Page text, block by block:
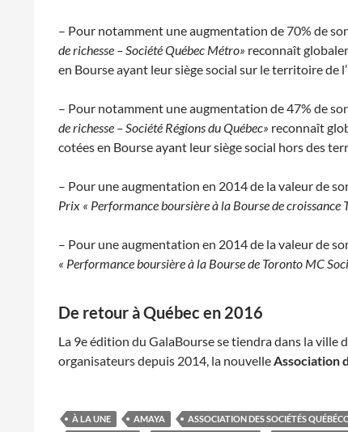
– Pour notamment une augmentation de 70% de
de richesse – Société Québec Métro» reconnaît
en Bourse ayant leur siège social sur le territoire de l’
– Pour notamment une augmentation de 47% de
de richesse – Société Régions du Québec» reconnaît
cotées en Bourse ayant leur siège social hors des
– Pour une augmentation en 2014 de la valeur de
Prix « Performance boursière à la Bourse de croissance
– Pour une augmentation en 2014 de la valeur de
« Performance boursière à la Bourse de Toronto MC
De retour à Québec en 2016
La 9e édition du GalaBourse se tiendra dans la ville
organisateurs depuis 2014, la nouvelleAssociation
À LA UNE AMAYA ASSOCIATION DES SOCIÉTÉS